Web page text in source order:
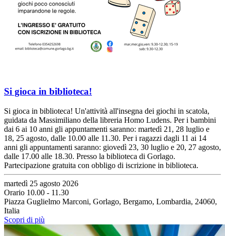
Si gioca in biblioteca!
Si gioca in biblioteca! Un'attività all'insegna dei giochi in scatola,
guidata da Massimiliano della libreria Homo Ludens. Per i bambini
dai 6 ai 10 anni gli appuntamenti saranno: martedì 21, 28 luglio e
18, 25 agosto, dalle 10.00 alle 11.30. Per i ragazzi dagli 11 ai 14
anni gli appuntamenti saranno: giovedì 23, 30 luglio e 20, 27 agosto,
dalle 17.00 alle 18.30. Presso la biblioteca di Gorlago.
Partecipazione gratuita con obbligo di iscrizione in biblioteca.
martedì 25 agosto 2026
Orario 10.00 - 11.30
Piazza Guglielmo Marconi, Gorlago, Bergamo, Lombardia, 24060,
Italia
Scopri di più